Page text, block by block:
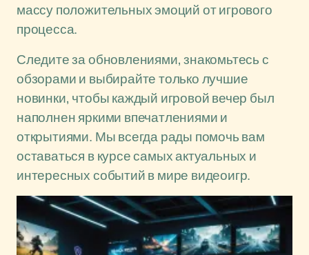
массу положительных эмоций от игрового
процесса.
Следите за обновлениями, знакомьтесь с
обзорами и выбирайте только лучшие
новинки, чтобы каждый игровой вечер был
наполнен яркими впечатлениями и
открытиями. Мы всегда рады помочь вам
оставаться в курсе самых актуальных и
интересных событий в мире видеоигр.